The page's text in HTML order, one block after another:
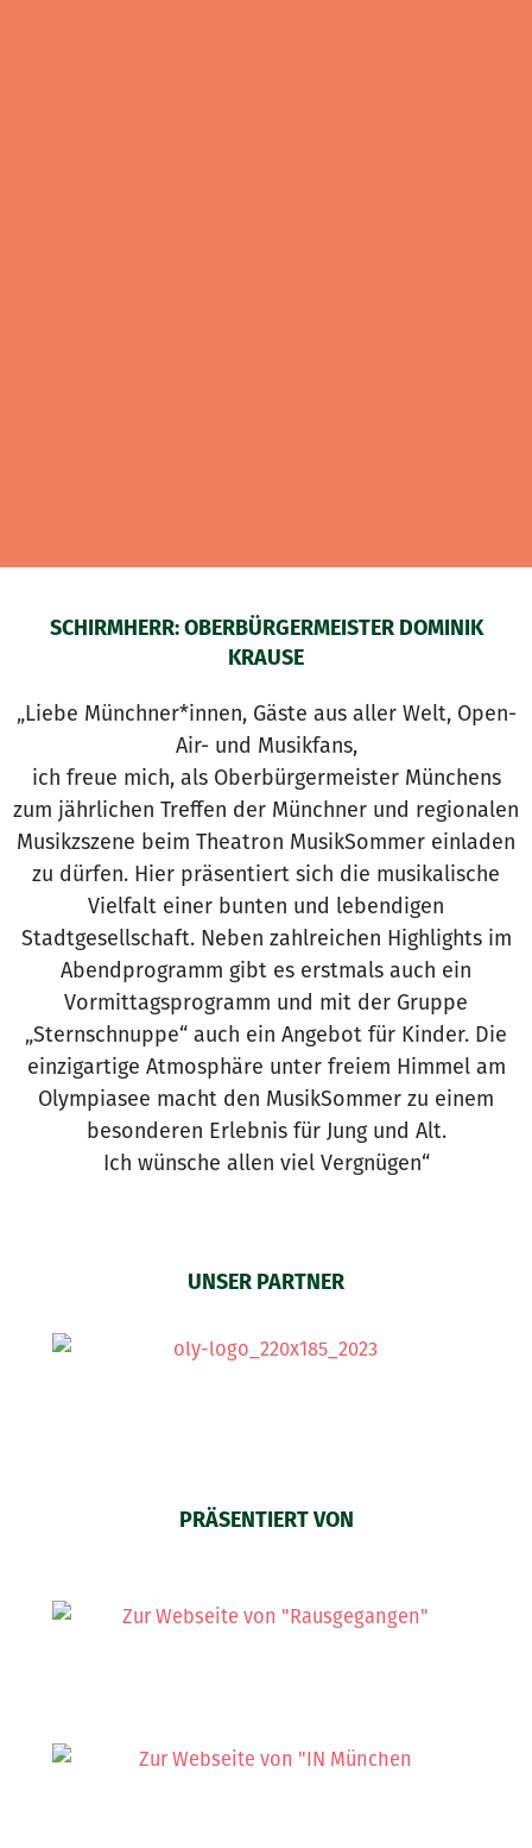
SCHIRMHERR: OBERBÜRGERMEISTER DOMINIK
KRAUSE
„Liebe Münchner*innen, Gäste aus aller Welt, Open-
Air- und Musikfans,
ich freue mich, als Oberbürgermeister Münchens
zum jährlichen Treffen der Münchner und regionalen
Musikzszene beim Theatron MusikSommer einladen
zu dürfen. Hier präsentiert sich die musikalische
Vielfalt einer bunten und lebendigen
Stadtgesellschaft. Neben zahlreichen Highlights im
Abendprogramm gibt es erstmals auch ein
Vormittagsprogramm und mit der Gruppe
„Sternschnuppe“ auch ein Angebot für Kinder. Die
einzigartige Atmosphäre unter freiem Himmel am
Olympiasee macht den MusikSommer zu einem
besonderen Erlebnis für Jung und Alt.
Ich wünsche allen viel Vergnügen“
UNSER PARTNER
PRÄSENTIERT VON